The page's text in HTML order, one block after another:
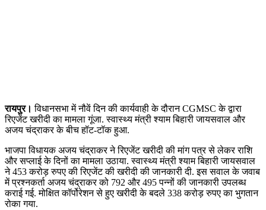
रायपुर। विधानसभा में नौवें दिन की कार्यवाही के दौरान CGMSC के द्वारा
रिएजेंट खरीदी का मामला गूंजा. स्वास्थ्य मंत्री श्याम बिहारी जायसवाल और
अजय चंद्राकर के बीच हॉट-टॉक हुआ.
भाजपा विधायक अजय चंद्राकर ने रिएजेंट खरीदी की मांग पत्र से लेकर राशि
और सप्लाई के दिनों का मामला उठाया. स्वास्थ्य मंत्री श्याम बिहारी जायसवाल
ने 453 करोड़ रुपए की रिएजेंट की खरीदी की जानकारी दी. इस सवाल के जवाब
में प्रश्नकर्ता अजय चंद्राकर को 792 और 495 पन्नों की जानकारी उपलब्ध
कराई गई. मोक्षित कॉर्पोरेशन से हुए खरीदी के बदले 338 करोड़ रुपए का भुगतान
रोका गया.